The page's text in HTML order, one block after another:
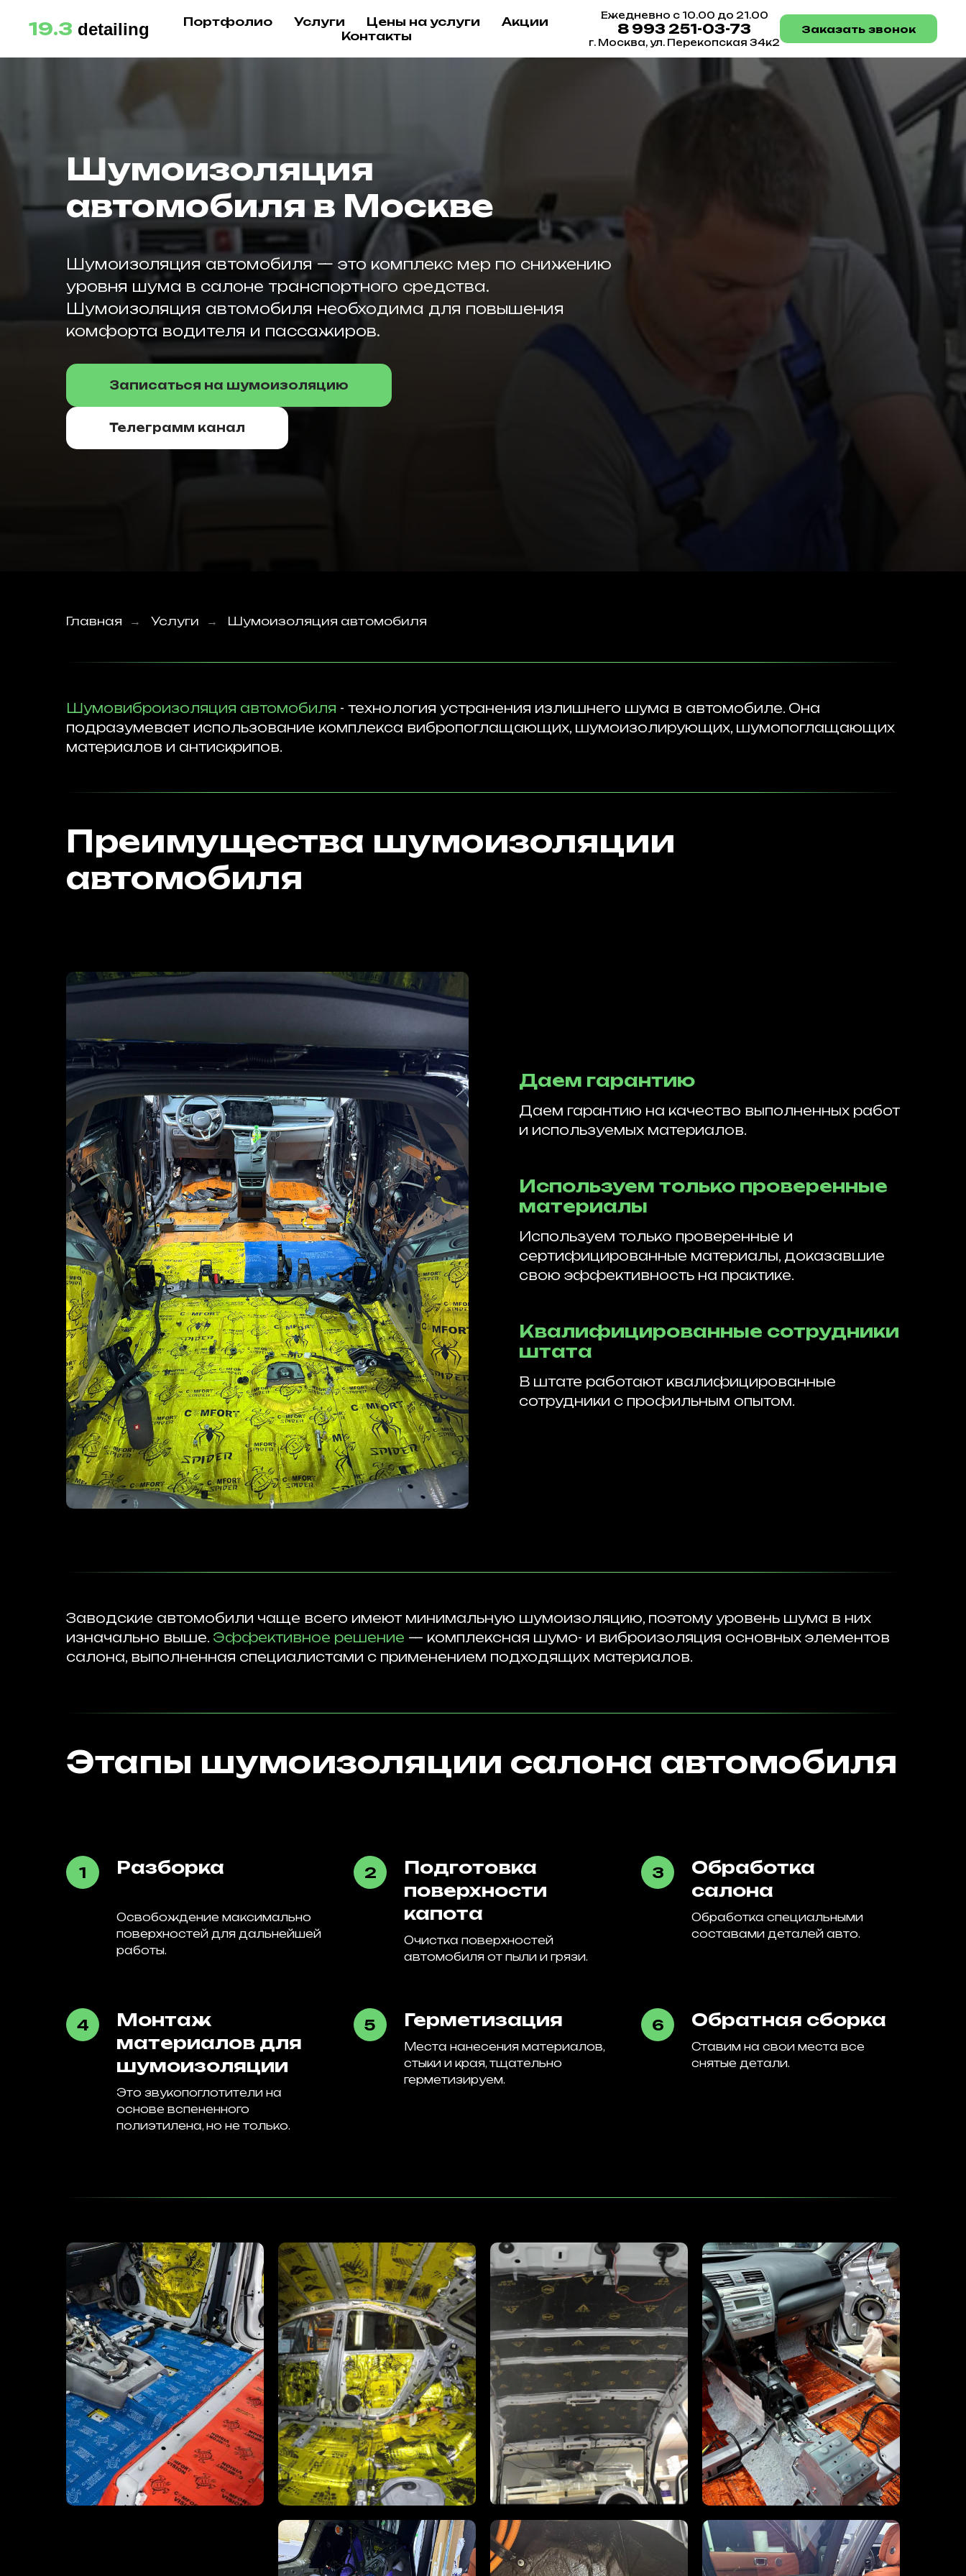
19.3 detailing Портфолио Услуги Цены на услуги
Акции
Контакты
Ежедневно с 10.00 до 21.00
8 993 251-03-73
г. Москва, ул. Перекопская 34к2
Заказать звонок
Шумоизоляция
автомобиля в Москве
Шумоизоляция автомобиля — это комплекс мер по снижению
уровня шума в салоне транспортного средства.
Шумоизоляция автомобиля необходима для повышения
комфорта водителя и пассажиров.
Записаться на шумоизоляцию
Телеграмм канал
Главная → Услуги → Шумоизоляция автомобиля
Шумовиброизоляция автомобиля - технология устранения излишнего шума в автомобиле. Она
подразумевает использование комплекса вибропоглащающих, шумоизолирующих, шумопоглащающих
материалов и антискрипов.
Преимущества шумоизоляции
автомобиля
Даем гарантию
Даем гарантию на качество выполненных работ
и используемых материалов.
Используем только проверенные
материалы
Используем только проверенные и
сертифицированные материалы, доказавшие
свою эффективность на практике.
Квалифицированные сотрудники
штата
В штате работают квалифицированные
сотрудники с профильным опытом.
Заводские автомобили чаще всего имеют минимальную шумоизоляцию, поэтому уровень шума в них
изначально выше. Эффективное решение — комплексная шумо- и виброизоляция основных элементов
салона, выполненная специалистами с применением подходящих материалов.
Этапы шумоизоляции салона автомобиля
Разборка
Освобождение максимально
поверхностей для дальнейшей
работы.
Подготовка
поверхности
капота
Очистка поверхностей
автомобиля от пыли и грязи.
Обработка
салона
Обработка специальными
составами деталей авто.
Монтаж
материалов для
шумоизоляции
Это звукопоглотители на
основе вспененного
полиэтилена, но не только.
Герметизация
Места нанесения материалов,
стыки и края, тщательно
герметизируем.
Обратная сборка
Ставим на свои места все
снятые детали.